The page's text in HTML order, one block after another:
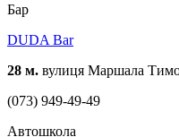
Бар
DUDA Bar
28 м. вулиця Маршала
(073) 949-49-49
Автошкола